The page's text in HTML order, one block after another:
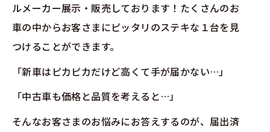
ルメーカー展示・販売しております！たくさんのお
車の中からお客さまにピッタリのステキな１台を見
つけることができます。
「新車はピカピカだけど高くて手が届かない…」
「中古車も価格と品質を考えると…」
そんなお客さまのお悩みにお答えするのが、届出済